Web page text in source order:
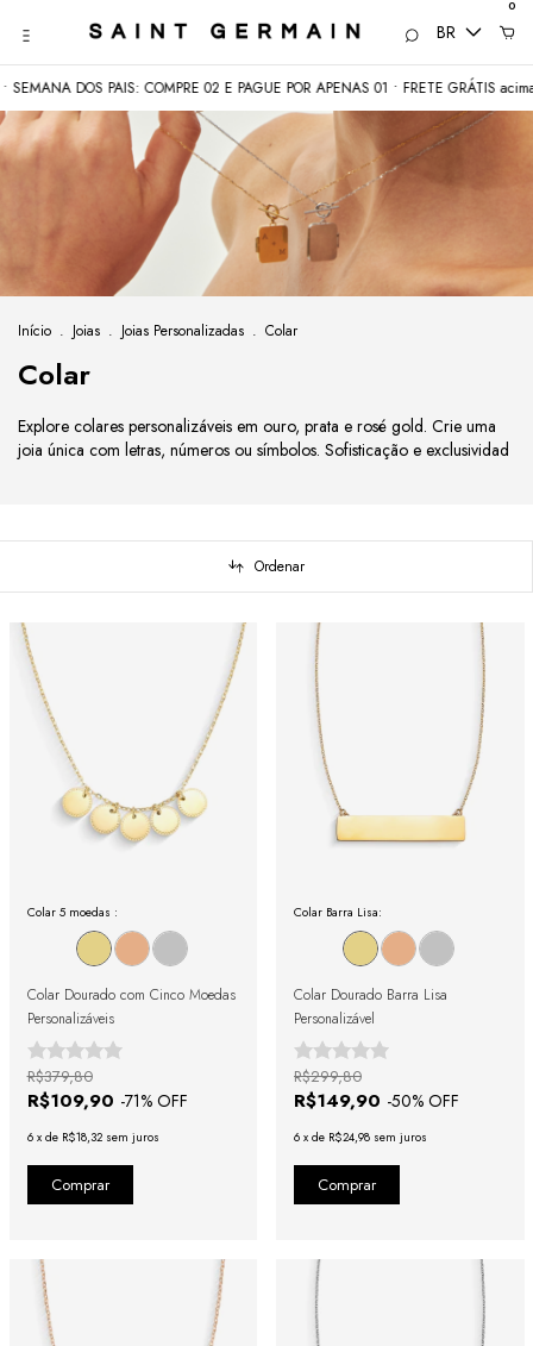
BR
0
DOS PAIS: COMPRE 02 E PAGUE POR APENAS 01 • FRETE GRÁTIS acima de
Início . Joias . Joias Personalizadas . Colar
Colar
Explore colares personalizáveis em ouro, prata e rosé gold. Crie uma
joia única com letras, números ou símbolos. Sofisticação e exclusividad
Ordenar
Colar 5 moedas :
Colar Dourado com Cinco Moedas
Personalizáveis
R$109,90 -71% OFF
R$379,80
6 x de R$18,32 sem juros
Colar Barra Lisa:
Colar Dourado Barra Lisa
Personalizável
R$149,90 -50% OFF
R$299,80
6 x de R$24,98 sem juros